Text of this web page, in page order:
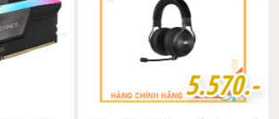
5.570.-
5.570.-